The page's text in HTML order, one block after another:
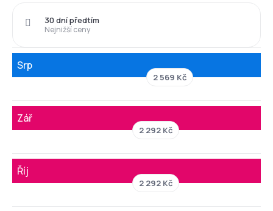
Nejnižší ceny
30 dní předtím
Srp
2 569 Kč
Zář
2 292 Kč
Říj
2 292 Kč